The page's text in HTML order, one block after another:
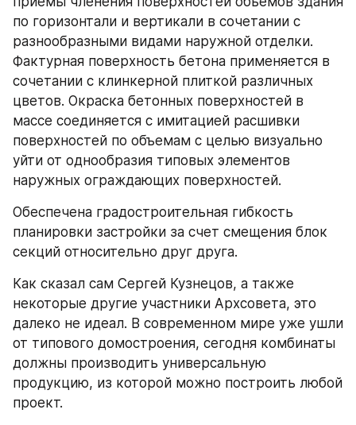
по горизонтали и вертикали в сочетании с
разнообразными видами наружной отделки.
Фактурная поверхность бетона применяется в
сочетании с клинкерной плиткой различных
цветов. Окраска бетонных поверхностей в
массе соединяется с имитацией расшивки
поверхностей по объемам с целью визуально
уйти от однообразия типовых элементов
наружных ограждающих поверхностей.
Обеспечена градостроительная гибкость
планировки застройки за счет смещения блок
секций относительно друг друга.
Как сказал сам Сергей Кузнецов, а также
некоторые другие участники Архсовета, это
далеко не идеал. В современном мире уже ушли
от типового домостроения, сегодня комбинаты
должны производить универсальную
продукцию, из которой можно построить любой
проект.